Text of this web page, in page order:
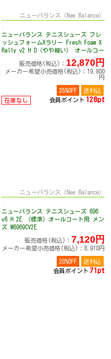
ニューバランス（New Balance）
ニューバランス テニスシューズ フレ
ッシュフォームXラリー Fresh Foam X
Rally v2 H D（やや細い） オールコー
販売価格(税込)： 12,870円
メーカー希望小売価格(税込)：19,800
円
35%OFF
送料込
在庫なし
会員ポイント 128pt
ニューバランス（New Balance）
ニューバランス テニスシューズ 696
v6 H 2E （標準）オールコート用 メン
ズ M6969CV2E
販売価格(税込)： 7,120円
メーカー希望小売価格(税込)：8,910円
20%OFF
送料込
会員ポイント 71pt